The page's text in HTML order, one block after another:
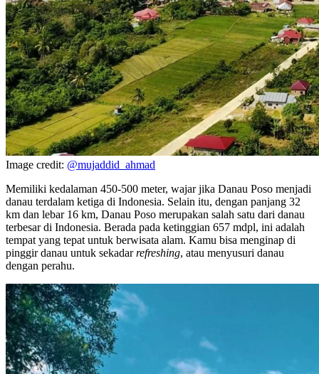
Image credit: @mujaddid_ahmad
Memiliki kedalaman 450-500 meter, wajar jika Danau Poso menjadi
danau terdalam ketiga di Indonesia. Selain itu, dengan panjang 32
km dan lebar 16 km, Danau Poso merupakan salah satu dari danau
terbesar di Indonesia. Berada pada ketinggian 657 mdpl, ini adalah
tempat yang tepat untuk berwisata alam. Kamu bisa menginap di
pinggir danau untuk sekadarrefreshing, atau menyusuri danau
dengan perahu.